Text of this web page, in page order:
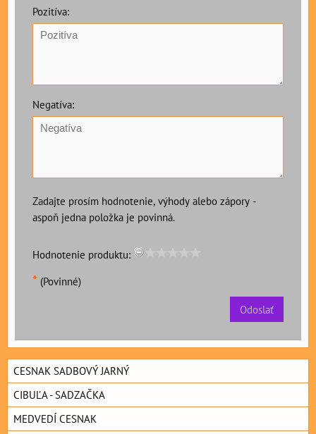
Pozitíva:
Negatíva:
Zadajte prosím hodnotenie, výhody alebo zápory -
aspoň jedna položka je povinná.
Hodnotenie produktu:
* (Povinné)
Odoslať
CESNAK SADBOVÝ JARNÝ
CIBUĽA - SADZAČKA
MEDVEDÍ CESNAK